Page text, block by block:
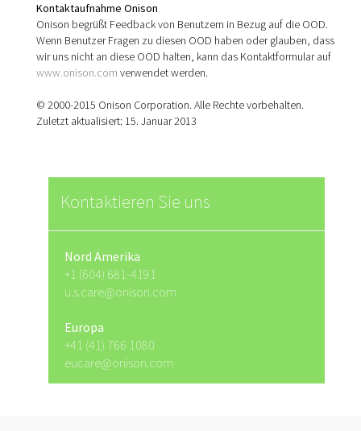
Kontaktaufnahme Onison
Onison begrüßt Feedback von Benutzern in Bezug auf die OOD.
Wenn Benutzer Fragen zu diesen OOD haben oder glauben, dass
wir uns nicht an diese OOD halten, kann das Kontaktformular auf
www.onison.com verwendet werden.
© 2000-2015 Onison Corporation. Alle Rechte vorbehalten.
Zuletzt aktualisiert: 15. Januar 2013
Kontaktieren Sie uns
Nord Amerika
+1 (604) 681-4191
u.s.care@onison.com
Europa
+41 (41) 766 1080
eucare@onison.com